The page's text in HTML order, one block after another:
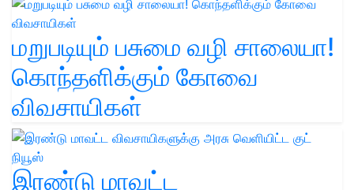
மறுபடியும் பசுமை வழி சாலையா!
கொந்தளிக்கும் கோவை
விவசாயிகள்
இரண்டு மாவட்ட